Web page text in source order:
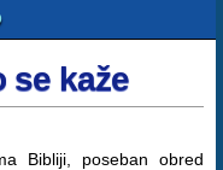
se kaže
Bibliji, poseban obred